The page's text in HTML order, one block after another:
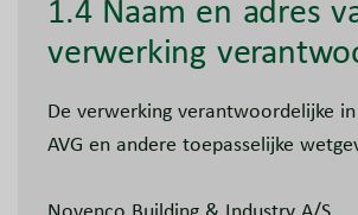
1.4 Naam en adres
verwerking
De verwerking verantwoordelijke
AVG en andere toepasselijke